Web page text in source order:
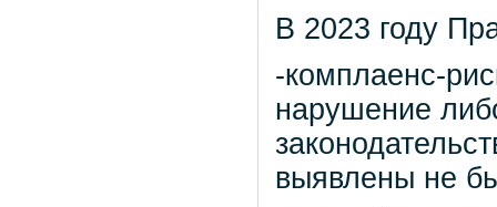
В 2023 году
-комплаенс-
нарушение
выявлены не